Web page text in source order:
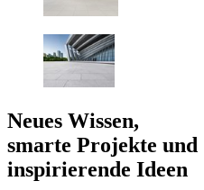
Neues Wissen,
smarte Projekte und
inspirierende Ideen